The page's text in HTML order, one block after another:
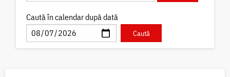
Caută în calendar după dată